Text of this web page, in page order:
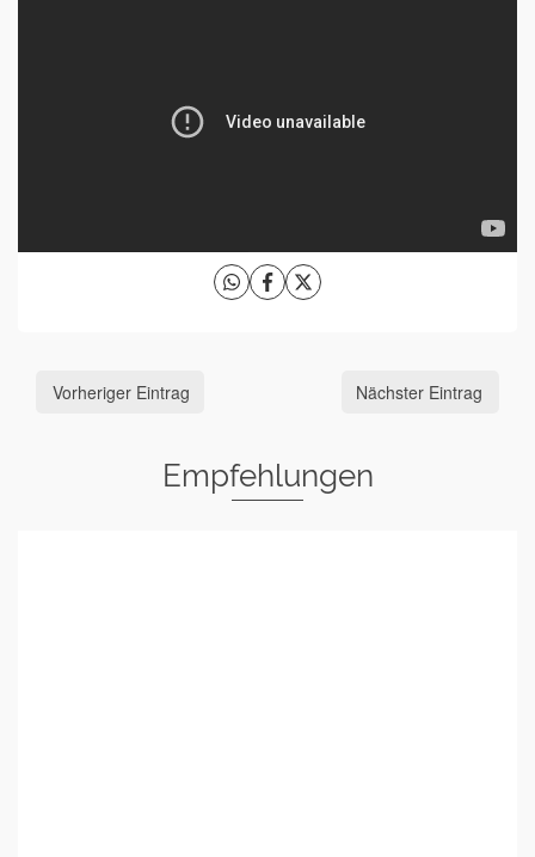
Vorheriger Eintrag Nächster Eintrag
Empfehlungen